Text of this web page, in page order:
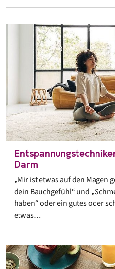
Darm
„Mir ist etwas auf den Magen
dein Bauchgefühl“ und
haben“ oder ein gutes oder
etwas…